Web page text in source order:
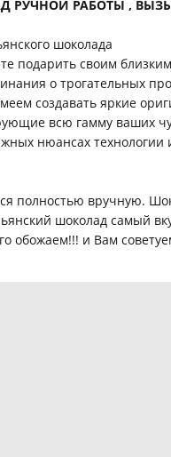
РУЧНОЙ РАБОТЫ ,
шоколада
подарить своим
о трогательных
создавать яркие
всю гамму ваших
нюансах технологии
полностью вручную.
шоколад самый
обожаем!!! и Вам